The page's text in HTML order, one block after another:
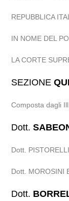
REPUBBLICA
IN NOME DEL
LA CORTE
SEZIONE
Composta dagli
Dott.
Dott.
Dott. MOROSINI
Dott.